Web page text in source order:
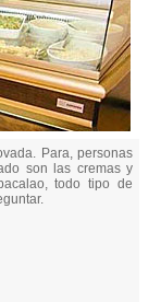
Para, personas
son las cremas y
todo tipo de